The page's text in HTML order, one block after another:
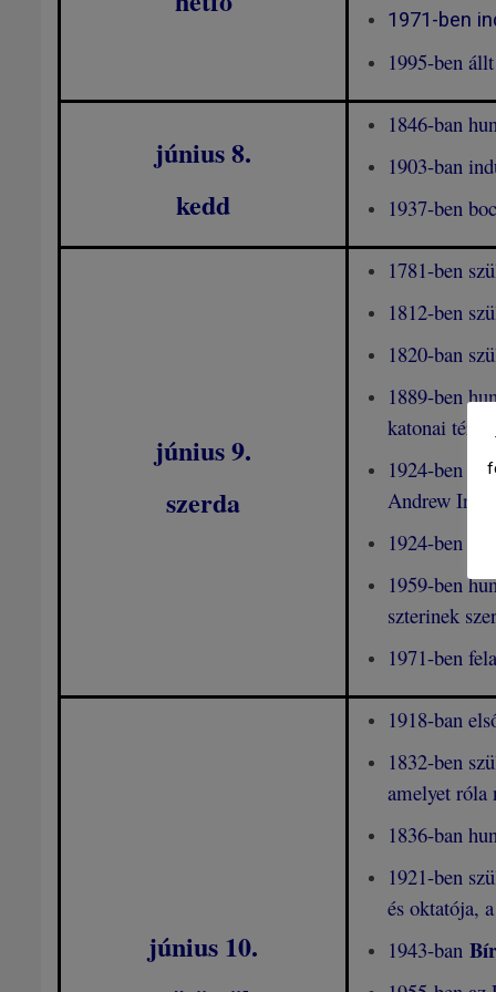
1971-ben
1995-ben
június 8.
kedd
1846-ban
1903-ban
1937-ben
június 9.
szerda
1781-ben
1812-ben
1820-ban
1889-ben
katonai
1924-ben
Andrew
1924-ben
1959-ben
szterinek
1971-ben
június 10.
1918-ban
1832-ben
amelyet róla
1836-ban
1921-ben
és oktatója,
1943-ban